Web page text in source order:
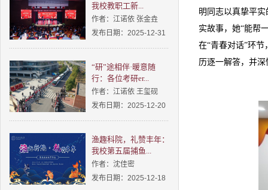
我校教职工新...
作者：江诺依 张金垚
发布日期：2025-12-31
“研”途相伴·暖意随
行：各位考研er...
作者：江诺依 王玺砚
发布日期：2025-12-20
渔趣科院，礼赞丰年：
我校第五届捕鱼...
作者：沈佳密
发布日期：2025-12-18
明同志以真挚平
实故事，她“能帮
在“青春对话”环
历逐一解答，并